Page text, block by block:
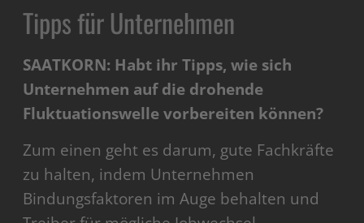
Tipps für Unternehmen
SAATKORN: Habt ihr Tipps, wie sich
Unternehmen auf die drohende
Fluktuationswelle vorbereiten können?
Zum einen geht es darum, gute Fachkräfte
zu halten, indem Unternehmen
Bindungsfaktoren im Auge behalten und